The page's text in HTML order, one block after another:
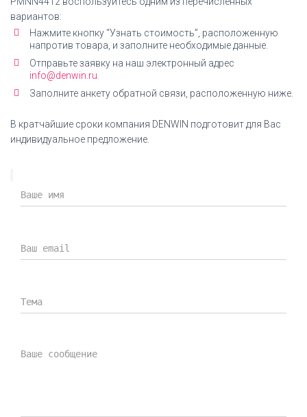
вариантов:
Нажмите кнопку “Узнать стоимость”, расположенную
напротив товара, и заполните необходимые данные.
Отправьте заявку на наш электронный адрес
info@denwin.ru.
Заполните анкету обратной связи, расположенную ниже.
В кратчайшие сроки компания DENWIN подготовит для Вас
индивидуальное предложение.